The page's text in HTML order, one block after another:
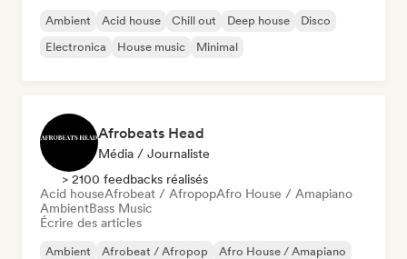
Ambient Acid house Chill out Deep house
Disco
Electronica
House music Minimal
Afrobeats Head
Média / Journaliste
> 2100 feedbacks réalisés
Acid houseAfrobeat / AfropopAfro House / Amapiano
AmbientBass Music
Écrire des articles
Ambient Afrobeat / Afropop
Afro House / Amapiano